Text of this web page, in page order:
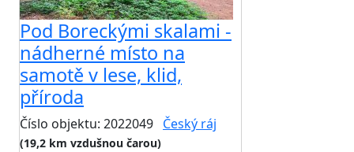
Pod Boreckými skalami -
nádherné místo na
samotě v lese, klid,
příroda
Číslo objektu: 2022049 Český ráj
(19,2 km vzdušnou čarou)